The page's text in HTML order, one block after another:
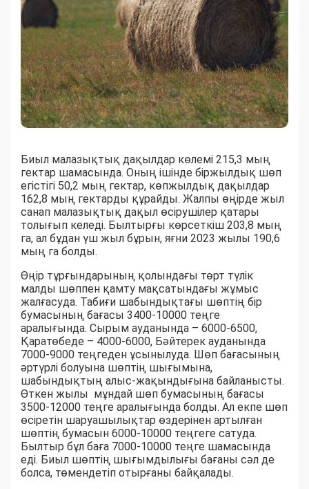
Биыл малазықтық дақылдар көлемі 215,3 мың
гектар шамасында. Оның ішінде біржылдық шөп
егістігі 50,2 мың гектар, көпжылдық дақылдар
162,8 мың гектарды құрайды. Жалпы өңірде жыл
санап малазықтық дақыл өсірушілер қатары
толығып келеді. Былтырғы көрсеткіш 203,8 мың
га, ал бұдан үш жыл бұрын, яғни 2023 жылы 190,6
мың га болды.
Өңір тұрғындарының қолындағы төрт түлік
малды шөппен қамту мақсатындағы жұмыс
жалғасуда. Табиғи шабындықтағы шөптің бір
бумасының бағасы 3400-10000 теңге
аралығында. Сырым ауданында – 6000-6500,
Қаратөбеде – 4000-6000, Бәйтерек ауданында
7000-9000 теңгеден ұсынылуда. Шөп бағасының
әртүрлі болуына шөптің шығымына,
шабындықтың алыс-жақындығына байланысты.
Өткен жылы мұндай шөп бумасының бағасы
3500-12000 теңге аралығында болды. Ал екпе шөп
өсіретін шаруашылықтар өздерінен артылған
шөптің бумасын 6000-10000 теңгеге сатуда.
Былтыр бұл баға 7000-10000 теңге шамасында
еді. Биыл шөптің шығымдылығы бағаны сәл де
болса, төмендетіп отырғаны байқалады.